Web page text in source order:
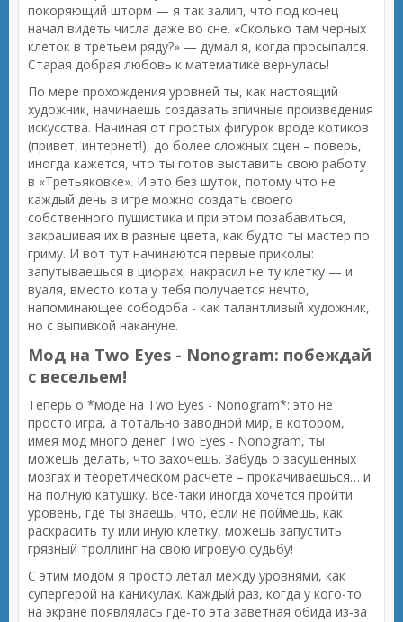
покоряющий шторм — я так залип, что под конец
начал видеть числа даже во сне. «Сколько там черных
клеток в третьем ряду?» — думал я, когда просыпался.
Старая добрая любовь к математике вернулась!
По мере прохождения уровней ты, как настоящий
художник, начинаешь создавать эпичные произведения
искусства. Начиная от простых фигурок вроде котиков
(привет, интернет!), до более сложных сцен – поверь,
иногда кажется, что ты готов выставить свою работу
в «Третьяковке». И это без шуток, потому что не
каждый день в игре можно создать своего
собственного пушистика и при этом позабавиться,
закрашивая их в разные цвета, как будто ты мастер по
гриму. И вот тут начинаются первые приколы:
запутываешься в цифрах, накрасил не ту клетку — и
вуаля, вместо кота у тебя получается нечто,
напоминающее сободоба - как талантливый художник,
но с выпивкой накануне.
Мод на Two Eyes - Nonogram: побеждай
с весельем!
Теперь о *моде на Two Eyes - Nonogram*: это не
просто игра, а тотально заводной мир, в котором,
имея мод много денег Two Eyes - Nonogram, ты
можешь делать, что захочешь. Забудь о засушенных
мозгах и теоретическом расчете – прокачиваешься… и
на полную катушку. Все-таки иногда хочется пройти
уровень, где ты знаешь, что, если не поймешь, как
раскрасить ту или иную клетку, можешь запустить
грязный троллинг на свою игровую судьбу!
С этим модом я просто летал между уровнями, как
супергерой на каникулах. Каждый раз, когда у кого-то
на экране появлялась где-то эта заветная обида из-за